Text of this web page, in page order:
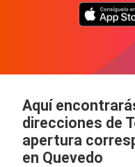
Aquí
direcciones de
apertura
en Quevedo